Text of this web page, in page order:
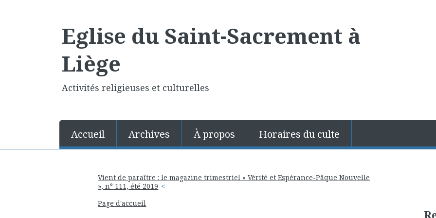
Eglise du Saint-Sacrement à
Liège
Activités religieuses et culturelles
Accueil Archives À propos Horaires du culte
Vient de paraître : le magazine trimestriel « Vérité et Espérance-Pâque Nouvelle
», n° 111, été 2019
Page d'accueil